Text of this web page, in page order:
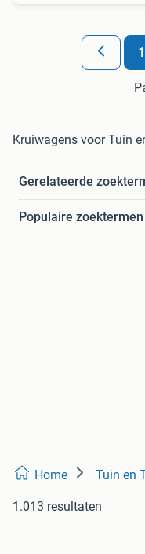
1
Kruiwagens voor Tuin
Gerelateerde
Populaire zoektermen
Home Tuin en
1.013 resultaten